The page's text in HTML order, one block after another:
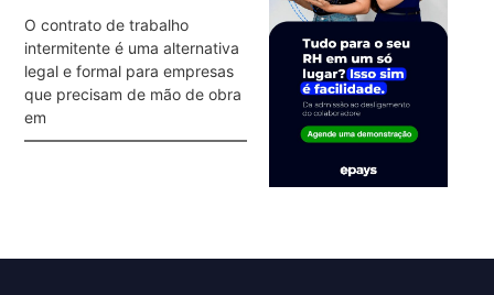
O contrato de trabalho
intermitente é uma alternativa
legal e formal para empresas
que precisam de mão de obra
em